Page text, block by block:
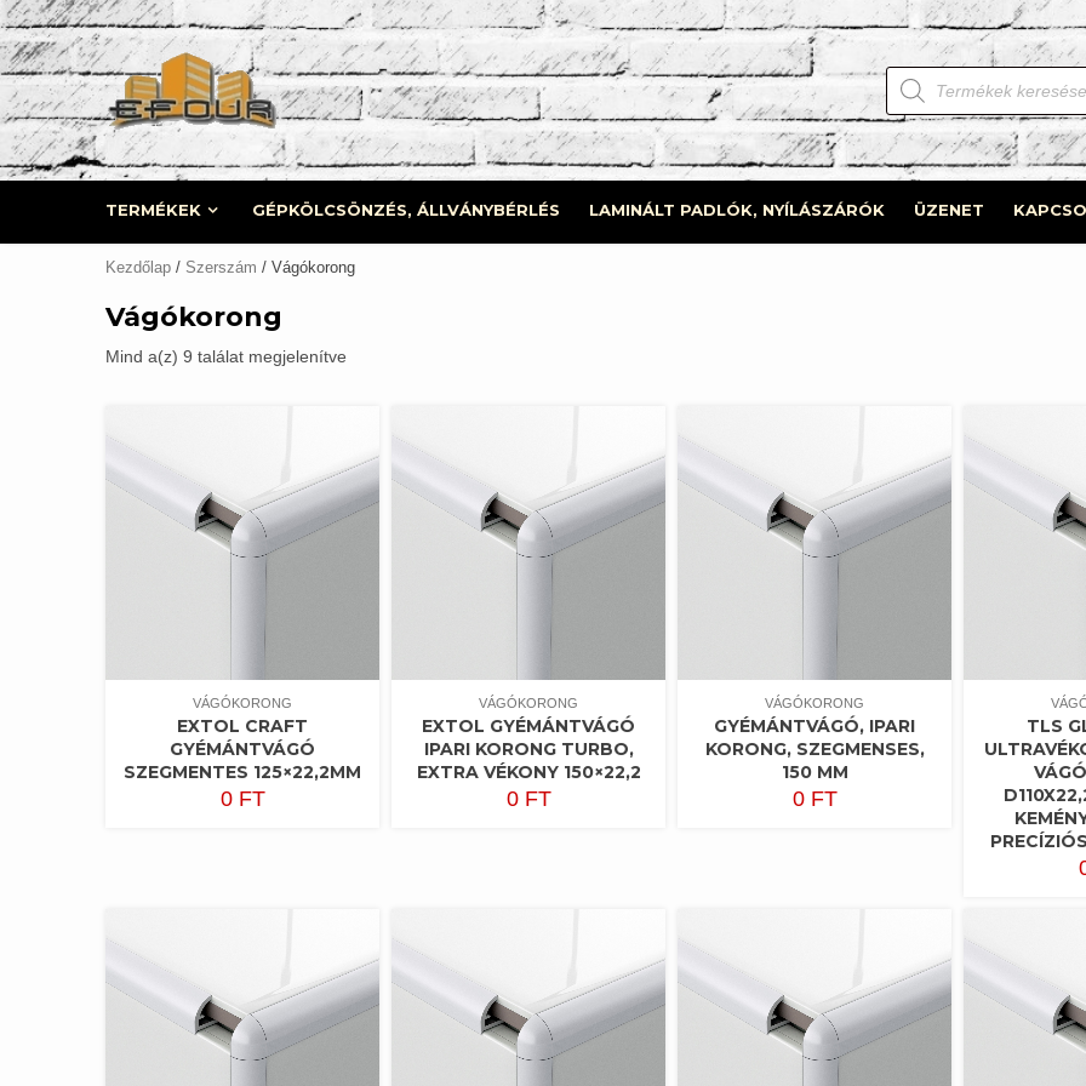
Skip
to
content
Products
search
TERMÉKEK GÉPKÖLCSÖNZÉS, ÁLLVÁNYBÉRLÉS LAMINÁLT PADLÓK, NYÍLÁSZÁRÓK ÜZENET
Kezdőlap / Szerszám / Vágókorong
Vágókorong
Mind a(z) 9 találat megjelenítve
VÁGÓKORONG
EXTOL CRAFT
GYÉMÁNTVÁGÓ
SZEGMENTES 125×22,2MM
0 FT
VÁGÓKORONG
EXTOL GYÉMÁNTVÁGÓ
IPARI KORONG TURBO,
EXTRA VÉKONY 150×22,2
0 FT
VÁGÓKORONG
GYÉMÁNTVÁGÓ, IPARI
KORONG, SZEGMENSES,
150 MM
0 FT
TLS